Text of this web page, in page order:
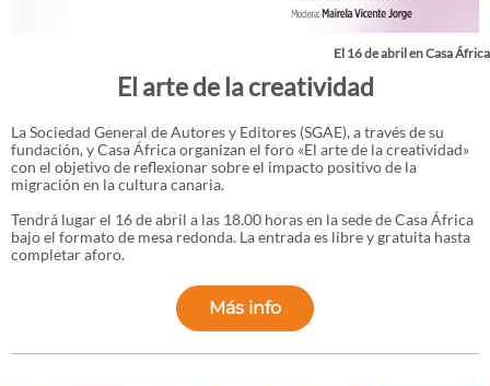
El 16 de abril en Casa África
El arte de la creatividad
La Sociedad General de Autores y Editores (SGAE), a través de su
fundación, y Casa África organizan el foro «El arte de la creatividad»
con el objetivo de reflexionar sobre el impacto positivo de la
migración en la cultura canaria.
Tendrá lugar el 16 de abril a las 18.00 horas en la sede de Casa África
bajo el formato de mesa redonda. La entrada es libre y gratuita hasta
completar aforo.
Más info